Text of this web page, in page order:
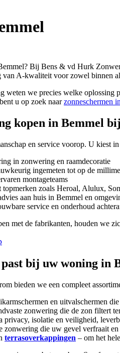
Bij Bens & vd Hurk
A-kwaliteit voor zowel binnen
weten we precies welke
u op zoek naarzonneschermen
kopen in Bemmel
en service voorop. U kiest
in zonwering en raamdecoratie
ingemeten tot op de
montageteams
zoals Heroal, Alulux,
aan huis in Bemmel en
service en onderhoud
met de fabrikanten, houden we
bij uw woning in
bieden we een compleet
en uitvalschermen
zonwering die de zon filtert
privacy, isolatie en veiligheid,
zonwering die uw gevel verfraait en
terrasoverkappingen – om het